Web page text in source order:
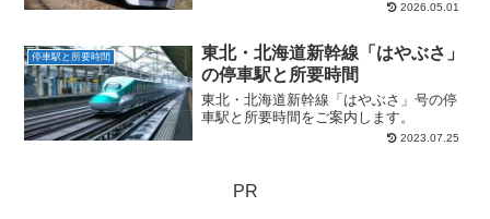
2026.05.01
停車駅と所要時間
東北・北海道新幹線「はやぶさ」
の停車駅と所要時間
東北・北海道新幹線「はやぶさ」号の停
車駅と所要時間をご案内します。
2023.07.25
PR